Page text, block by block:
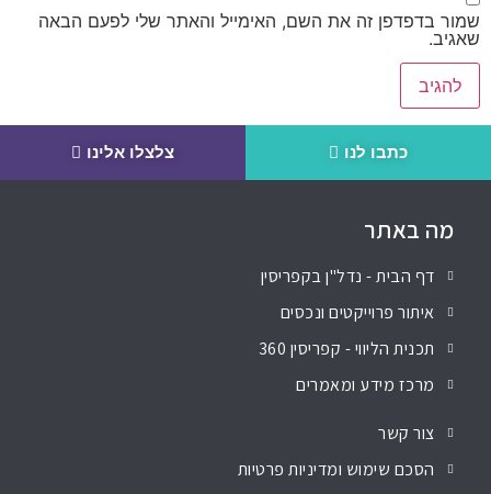
שמור בדפדפן זה את השם, האימייל והאתר שלי לפעם הבאה
שאגיב.
כתבו לנו צלצלו אלינו
מה באתר
דף הבית - נדל"ן בקפריסין
איתור פרוייקטים ונכסים
תכנית הליווי - קפריסין 360
מרכז מידע ומאמרים
צור קשר
הסכם שימוש ומדיניות פרטיות